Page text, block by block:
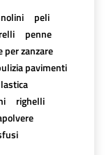
peli
penne
per zanzare
pavimenti
righelli